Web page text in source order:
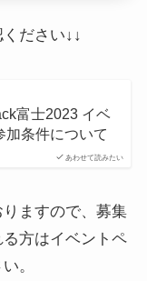
ださい↓↓
あわせて読みたい
富士2023 イベ
加条件について
ますので、募集
方はイベントペ
。